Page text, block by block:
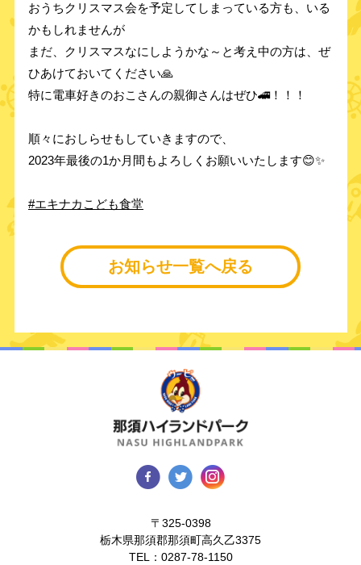
おうちクリスマス会を予定してしまっている方も、いる
かもしれませんが
まだ、クリスマスなにしようかな～と考え中の方は、ぜ
ひあけておいてください🙏
特に電車好きのおこさんの親御さんはぜひ🚄！！！
順々におしらせもしていきますので、
2023年最後の1か月間もよろしくお願いいたします😊✨
#エキナカこども食堂
お知らせ一覧へ戻る
〒325-0398
栃木県那須郡那須町高久乙3375
TEL： 0287-78-1150